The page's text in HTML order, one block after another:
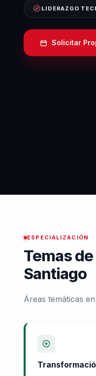
LIDERAZGO
Solicitar
ESPECIALIZACIÓN
Temas
Santiago
Áreas temáticas